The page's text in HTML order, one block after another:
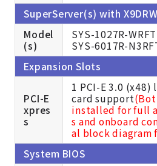
SuperServer(s) with
Model
(s)
SYS-1027R-
SYS-6017R-
Expansion Slots
PCI-E
xpres
s
1 PCI-E 3.0
card support
installed for full
s and onboard
al block diagram
System BIOS